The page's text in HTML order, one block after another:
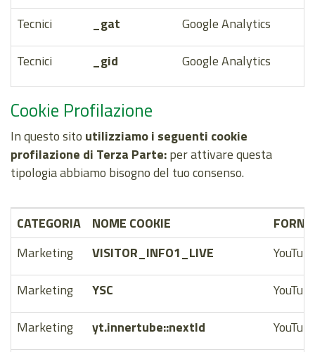
Tecnici
_gat
Google Analytics
Tecnici
_gid Google Analytics
Cookie Profilazione
In questo sito utilizziamo i seguenti cookie
profilazione di Terza Parte:per attivare questa
tipologia abbiamo bisogno del tuo consenso.
CATEGORIA NOME COOKIE
Marketing
VISITOR_INFO1_LIVE
Marketing
YSC
Marketing
yt.innertube::nextId